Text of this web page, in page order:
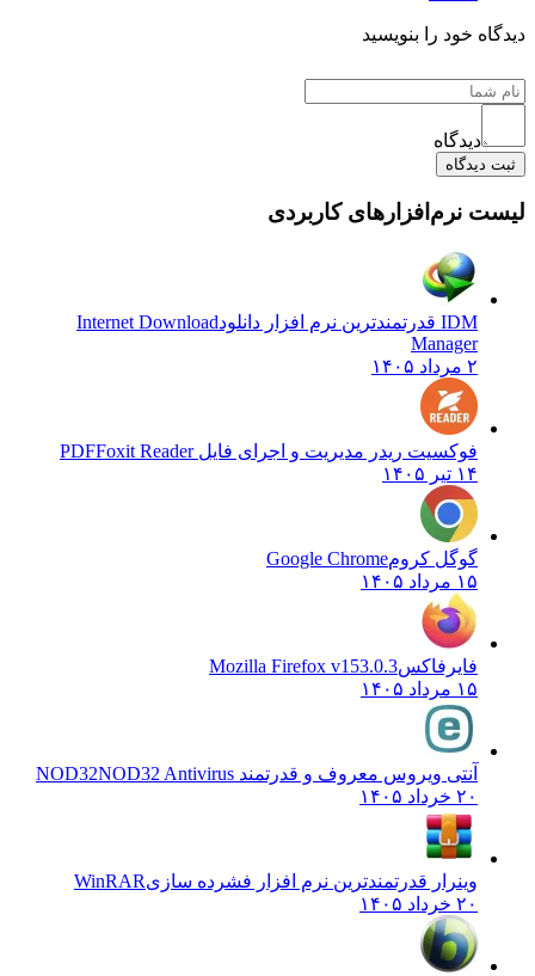
دیدگاه خود را بنویسید
دیدگاه
ثبت دیدگاه
لیست نرم‌افزارهای کاربردی
IDM قدرتمندترین نرم افزار دانلود
Internet Download
Manager
۲ مرداد ۱۴۰۵
فوکسیت ریدر مدیریت و اجرای فایل PDFFoxit Reader
۱۴ تیر ۱۴۰۵
گوگل کرومGoogle Chrome
۱۵ مرداد ۱۴۰۵
فایرفاکسMozilla Firefox v153.0.3
۱۵ مرداد ۱۴۰۵
آنتی ویروس معروف و قدرتمند NOD32 NOD32 Antivirus
۲۰ خرداد ۱۴۰۵
وینرار قدرتمندترین نرم افزار فشرده سازیWinRAR
۲۰ خرداد ۱۴۰۵